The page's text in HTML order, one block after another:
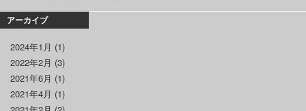
アーカイブ
2024年1月 (1)
2022年2月 (3)
2021年6月 (1)
2021年4月 (1)